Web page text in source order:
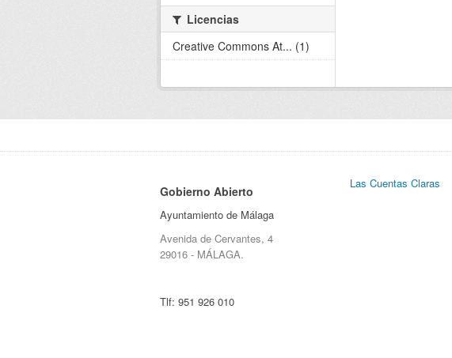
Licencias
Creative Commons At... (1)
Gobierno Abierto
Ayuntamiento de Málaga
Avenida de Cervantes, 4
29016 - MÁLAGA.
Tlf: 951 926 010
Las Cuentas Claras